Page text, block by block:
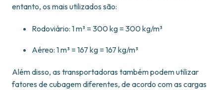
entanto, os mais utilizados são:
Rodoviário: 1 m³ = 300 kg = 300 kg/m³
Aéreo: 1 m³ = 167 kg = 167 kg/m³
Além disso, as transportadoras também podem utilizar
fatores de cubagem diferentes, de acordo com as cargas